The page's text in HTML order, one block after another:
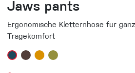
Jaws pants
Ergonomische Kletternhose für
Tragekomfort